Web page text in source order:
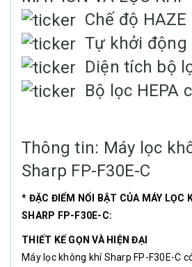
Chế độ HAZE
Tự khởi động
Diện tích bộ
Bộ lọc HEPA
Thông tin: Máy lọc
Sharp FP-F30E-C
* ĐẶC ĐIỂM NỔI BẬT CỦA MÁY LỌC
SHARP FP-F30E-C:
THIẾT KẾ GỌN VÀ HIỆN ĐẠI
Máy lọc không khí Sharp FP-F30E-C